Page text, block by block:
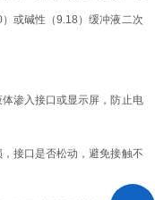
或碱性（9.18）缓冲液二次
渗入接口或显示屏，防止电
接口是否松动，避免接触不